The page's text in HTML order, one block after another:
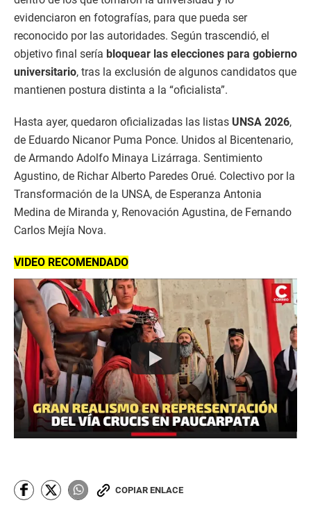
evidenciaron en fotografías, para que pueda ser
reconocido por las autoridades. Según trascendió, el
objetivo final sería bloquear las elecciones para gobierno
universitario, tras la exclusión de algunos candidatos que
mantienen postura distinta a la “oficialista”.
Hasta ayer, quedaron oficializadas las listas UNSA 2026,
de Eduardo Nicanor Puma Ponce. Unidos al Bicentenario,
de Armando Adolfo Minaya Lizárraga. Sentimiento
Agustino, de Richar Alberto Paredes Orué. Colectivo por la
Transformación de la UNSA, de Esperanza Antonia
Medina de Miranda y, Renovación Agustina, de Fernando
Carlos Mejía Nova.
VIDEO RECOMENDADO
COPIAR ENLACE